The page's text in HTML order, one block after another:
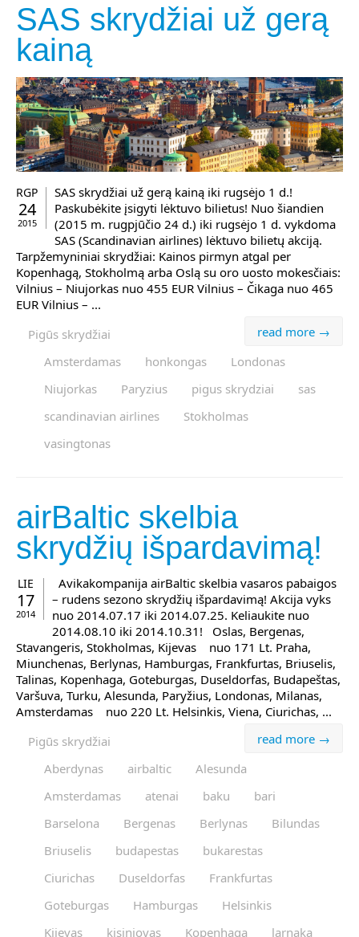
SAS skrydžiai už gerą
kainą
RGP
24
2015
SAS skrydžiai už gerą kainą iki rugsėjo 1 d.!
Paskubėkite įsigyti lėktuvo bilietus! Nuo šiandien
(2015 m. rugpjūčio 24 d.) iki rugsėjo 1 d. vykdoma
SAS (Scandinavian airlines) lėktuvo bilietų akciją.
Tarpžemyniniai skrydžiai: Kainos pirmyn atgal per
Kopenhagą, Stokholmą arba Oslą su oro uosto mokesčiais:
Vilnius – Niujorkas nuo 455 EUR Vilnius – Čikaga nuo 465
EUR Vilnius – ...
read more →
Pigūs skrydžiai
Amsterdamas
honkongas
Londonas
Niujorkas
Paryzius pigus skrydziai
sas
scandinavian airlines
Stokholmas
vasingtonas
airBaltic skelbia
skrydžių išpardavimą!
LIE
17
2014
Avikakompanija airBaltic skelbia vasaros pabaigos
– rudens sezono skrydžių išpardavimą! Akcija vyks
nuo 2014.07.17 iki 2014.07.25. Keliaukite nuo
2014.08.10 iki 2014.10.31! Oslas, Bergenas,
Stavangeris, Stokholmas, Kijevas nuo 171 Lt. Praha,
Miunchenas, Berlynas, Hamburgas, Frankfurtas, Briuselis,
Talinas, Kopenhaga, Goteburgas, Duseldorfas, Budapeštas,
Varšuva, Turku, Alesunda, Paryžius, Londonas, Milanas,
Amsterdamas nuo 220 Lt. Helsinkis, Viena, Ciurichas, ...
read more →
Pigūs skrydžiai
Aberdynas
airbaltic
Alesunda
Amsterdamas
atenai baku
bari
Barselona
Bergenas Berlynas
Bilundas
Briuselis
budapestas
bukarestas
Ciurichas
Duseldorfas
Frankfurtas
Goteburgas
Hamburgas
Helsinkis
Kijevas
kisiniovas Kopenhaga larnaka